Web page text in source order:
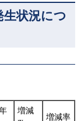
状況につ
増減
増減率